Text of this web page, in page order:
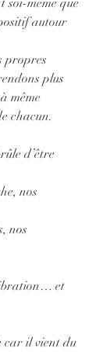
autour
propres
plus
même
chacun.
d’être
nos
nos
et
car il vient du